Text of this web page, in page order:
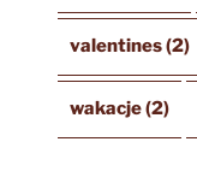
valentines(2)
wakacje(2)